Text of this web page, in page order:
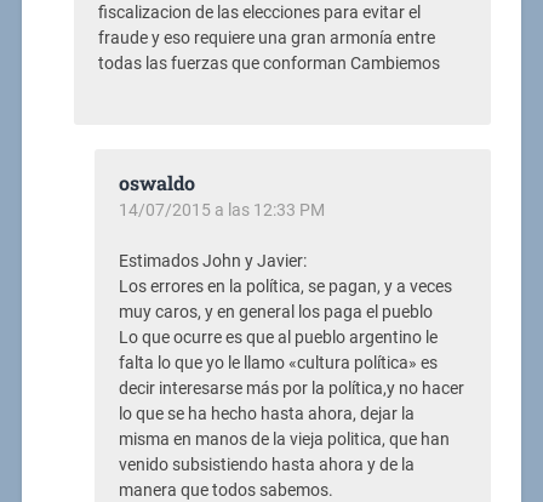
fiscalizacion de las elecciones para evitar el
fraude y eso requiere una gran armonía entre
todas las fuerzas que conforman Cambiemos
oswaldo
14/07/2015 a las 12:33 PM
Estimados John y Javier:
Los errores en la política, se pagan, y a veces
muy caros, y en general los paga el pueblo
Lo que ocurre es que al pueblo argentino le
falta lo que yo le llamo «cultura política» es
decir interesarse más por la política,y no hacer
lo que se ha hecho hasta ahora, dejar la
misma en manos de la vieja politica, que han
venido subsistiendo hasta ahora y de la
manera que todos sabemos.